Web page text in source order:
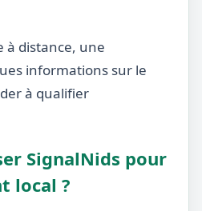
à distance, une
informations sur le
à qualifier
SignalNids pour
local ?